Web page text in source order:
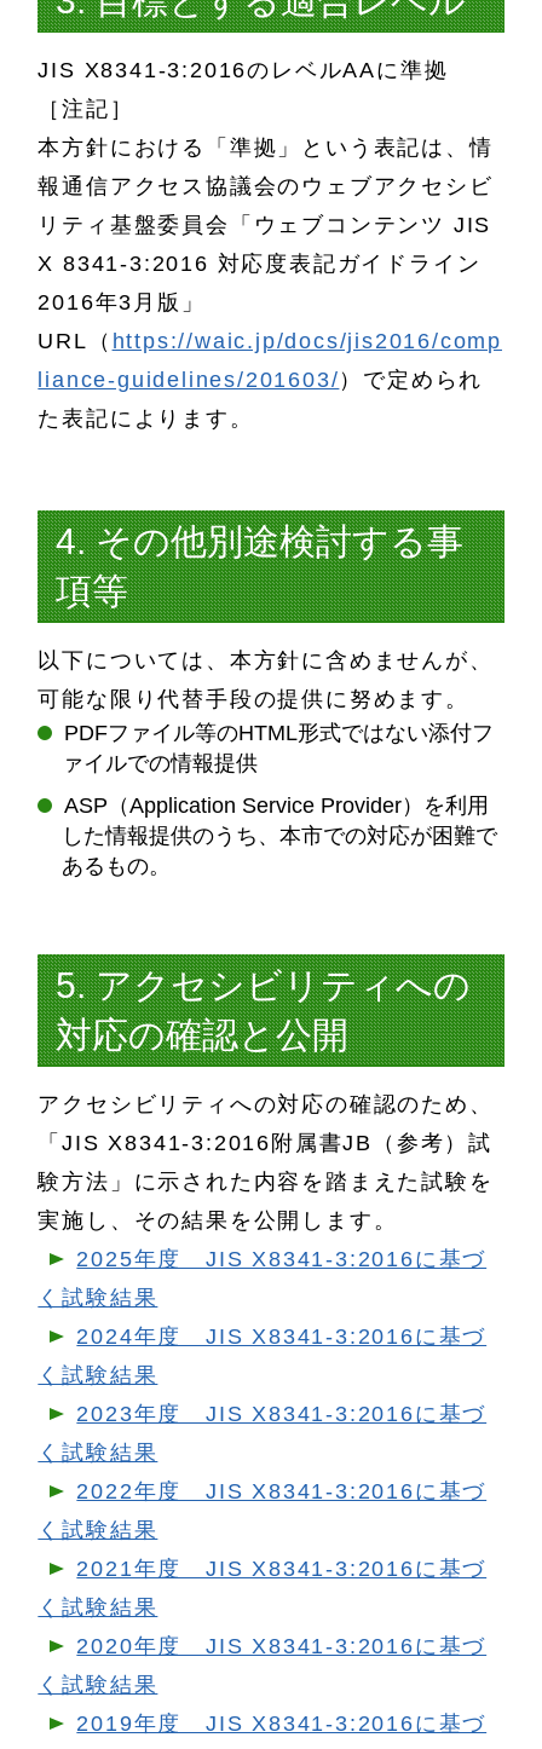
JIS X8341-3:2016のレベルAAに準拠
［注記］
本方針における「準拠」という表記は、情
報通信アクセス協議会のウェブアクセシビ
リティ基盤委員会「ウェブコンテンツ JIS
X 8341-3:2016 対応度表記ガイドライン
2016年3月版」
URL（ https://waic.jp/docs/jis2016/comp
liance-guidelines/201603/ ）で定められ
た表記によります。
4. その他別途検討する事
項等
以下については、本方針に含めませんが、
可能な限り代替手段の提供に努めます。
PDFファイル等のHTML形式ではない添付フ
ァイルでの情報提供
ASP（Application Service Provider）を利用
した情報提供のうち、本市での対応が困難で
あるもの。
5. アクセシビリティへの
対応の確認と公開
アクセシビリティへの対応の確認のため、
「JIS X8341-3:2016附属書JB（参考）試
験方法」に示された内容を踏まえた試験を
実施し、その結果を公開します。
2025年度 JIS X8341-3:2016に基づ
く試験結果
2024年度 JIS X8341-3:2016に基づ
く試験結果
2023年度 JIS X8341-3:2016に基づ
く試験結果
2022年度 JIS X8341-3:2016に基づ
く試験結果
2021年度 JIS X8341-3:2016に基づ
く試験結果
2020年度 JIS X8341-3:2016に基づ
く試験結果
2019年度 JIS X8341-3:2016に基づ